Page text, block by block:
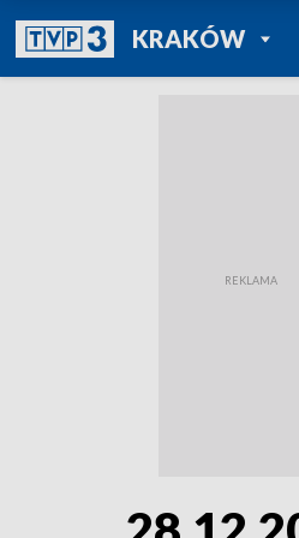
KRAKÓW
POWRÓT
TVP